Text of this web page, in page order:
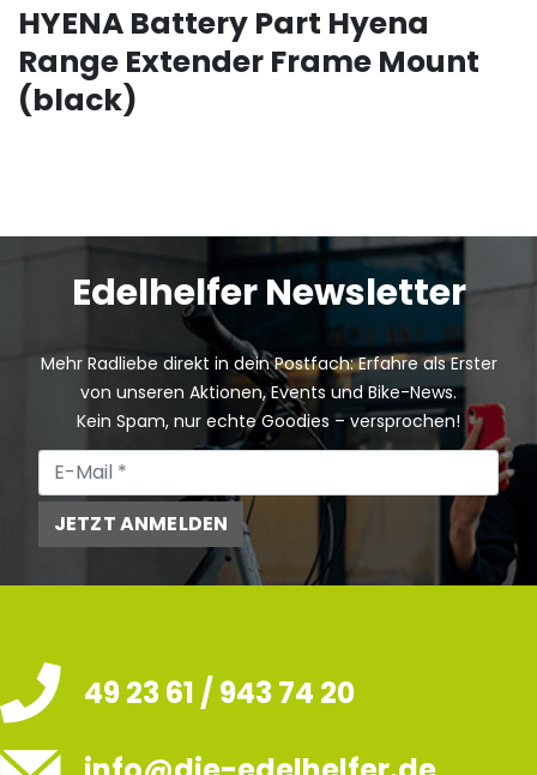
HYENA Battery Part Hyena
Range Extender Frame Mount
(black)
Edelhelfer Newsletter
Mehr Radliebe direkt in dein Postfach: Erfahre als Erster
von unseren Aktionen, Events und Bike-News.
Kein Spam, nur echte Goodies – versprochen!
JETZT ANMELDEN
49 23 61 / 943 74 20